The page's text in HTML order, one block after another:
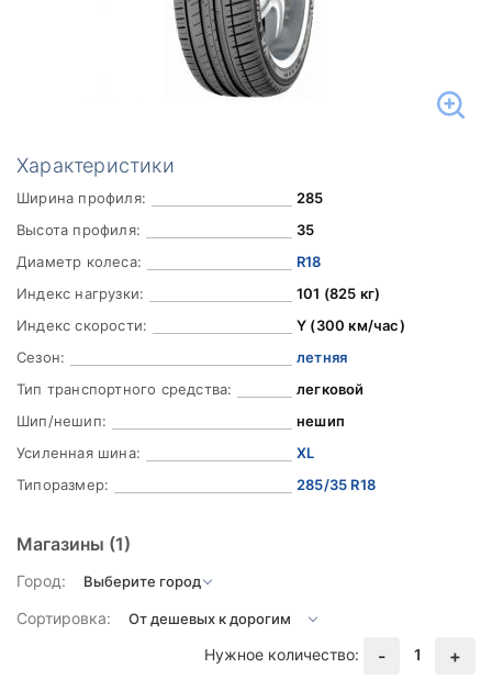
Характеристики
Ширина профиля:
285
Высота профиля:
35
Диаметр колеса:
R18
Индекс нагрузки:
101 (825 кг)
Индекс скорости:
Y (300 км/час)
Сезон:
летняя
Тип транспортного средства:
легковой
Шип/нешип:
нешип
Усиленная шина:
XL
Типоразмер:
285/35 R18
Магазины (1)
Город:
Сортировка:
Нужное количество:
- 1 +